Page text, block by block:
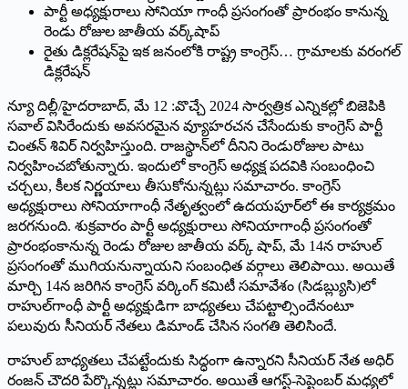
పార్టీ అధ్యక్షురాలు సోనియా గాంధీ ప్రసంగంతో ప్రారంభం కానున్న
రెండు రోజుల జాతీయ వర్క్‌షాప్‌
‌రైతు డిక్లరేషన్‌పై ఇక జనంలోకి రాష్ట్ర కాంగ్రెస్‌…‌ గ్రామాలకు వరంగల్‌
‌‌డిక్లరేషన్‌
‌న్యూ దిల్లీ/హైదరాబాద్‌, ‌మే 12 :వొచ్చే 2024 సార్వత్రిక ఎన్నికల్లో బిజెపికి
సవాల్‌ ‌విసిరేందుకు అవసరమైన వ్యూహరచన చేసేందుకు కాంగ్రెస్‌ ‌పార్టీ
చింతన్‌ ‌శివిర్‌ ‌నిర్వహిస్తుంది. రాజస్థాన్‌లో దీనిని రెండురోజుల పాటు
నిర్వహించబోతున్నారు. ఇందులో కాంగ్రెస్‌ అధ్యక్ష పదవికి సంబంధించి
చర్చలు, కీలక నిర్ణయాలు తీసుకోనున్నట్లు సమాచారం. కాంగ్రెస్‌
అధ్యక్షురాలు సోనియాగాంధీ నేతృత్వంలో ఉదయపూర్‌లో ఈ కార్యక్రమం
జరగనుంది. శుక్రవారం పార్టీ అధ్యక్షురాలు సోనియాగాంధీ ప్రసంగంతో
ప్రారంభంకానున్న రెండు రోజుల జాతీయ వర్క్ ‌షాప్‌, ‌మే 14న రాహుల్‌
‌ప్రసంగంతో ముగియనున్నాయని సంబంధిత వర్గాలు తెలిపాయి. అయితే
మార్చి 14న జరిగిన కాంగ్రెస్‌ ‌వర్కింగ్‌ ‌కమిటీ సమావేశం (సిడబ్ల్యుసి)లో
రాహుల్‌గాంధీ పార్టీ అధ్యక్షుడిగా బాధ్యతలు చేపట్టాల్సిందేనంటూ
పలువురు సీనియర్‌ ‌నేతలు డిమాండ్‌ ‌చేసిన సంగతి తెలిసిందే.
రాహుల్‌ ‌బాధ్యతలు చేపట్టేందుకు సిద్ధంగా ఉన్నారని సీనియర్‌ ‌నేత అధిర్‌
‌రంజన్‌ ‌చౌదరి పేర్కొన్నట్లు సమాచారం. అయితే ఆగస్ట్-‌సెప్టెంబర్‌ ‌మధ్యలో